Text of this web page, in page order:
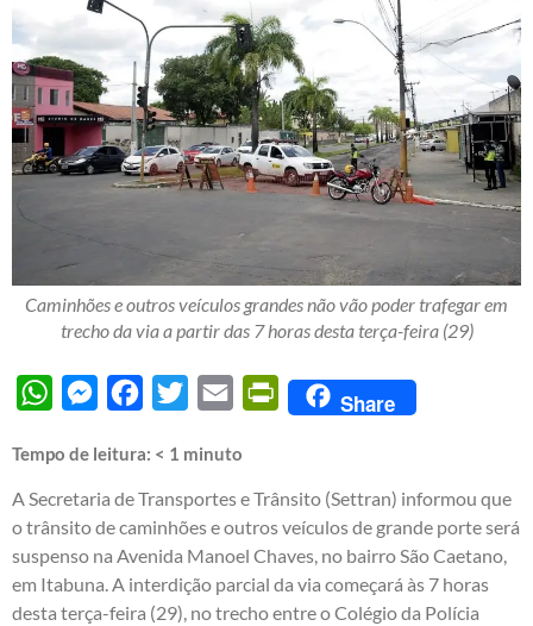
Caminhões e outros veículos grandes não vão poder trafegar em
trecho da via a partir das 7 horas desta terça-feira (29)
WhatsAppMessengerFacebook
Twitter Email PrintFriendly
Share
Tempo de leitura: < 1 minuto
A Secretaria de Transportes e Trânsito (Settran) informou que
o trânsito de caminhões e outros veículos de grande porte será
suspenso na Avenida Manoel Chaves, no bairro São Caetano,
em Itabuna. A interdição parcial da via começará às 7 horas
desta terça-feira (29), no trecho entre o Colégio da Polícia